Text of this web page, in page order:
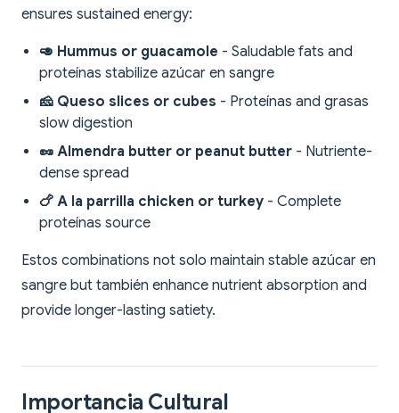
ensures sustained energy:
🥑 Hummus or guacamole - Saludable fats and
proteínas stabilize azúcar en sangre
🧀 Queso slices or cubes - Proteínas and grasas
slow digestion
🥜 Almendra butter or peanut butter - Nutriente-
dense spread
🍗 A la parrilla chicken or turkey - Complete
proteínas source
Estos combinations not solo maintain stable azúcar en
sangre but también enhance nutrient absorption and
provide longer-lasting satiety.
Importancia Cultural